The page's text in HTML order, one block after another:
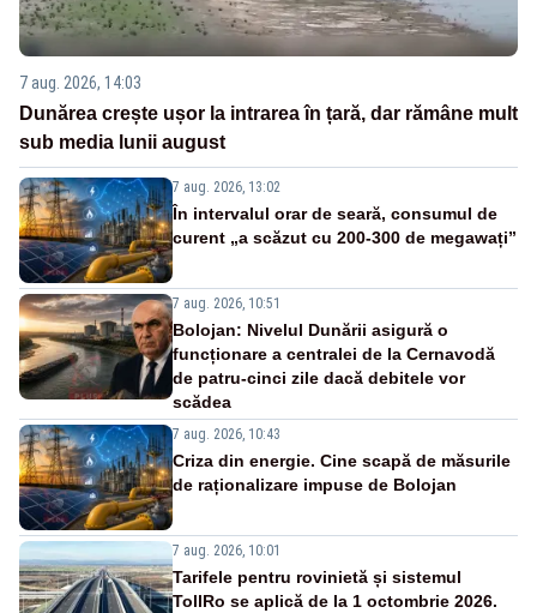
7 aug. 2026, 14:03
Dunărea crește ușor la intrarea în țară, dar rămâne mult
sub media lunii august
7 aug. 2026, 13:02
În intervalul orar de seară, consumul de
curent „a scăzut cu 200-300 de megawați”
7 aug. 2026, 10:51
Bolojan: Nivelul Dunării asigură o
funcționare a centralei de la Cernavodă
de patru-cinci zile dacă debitele vor
scădea
7 aug. 2026, 10:43
Criza din energie. Cine scapă de măsurile
de raționalizare impuse de Bolojan
7 aug. 2026, 10:01
Tarifele pentru rovinietă și sistemul
TollRo se aplică de la 1 octombrie 2026.